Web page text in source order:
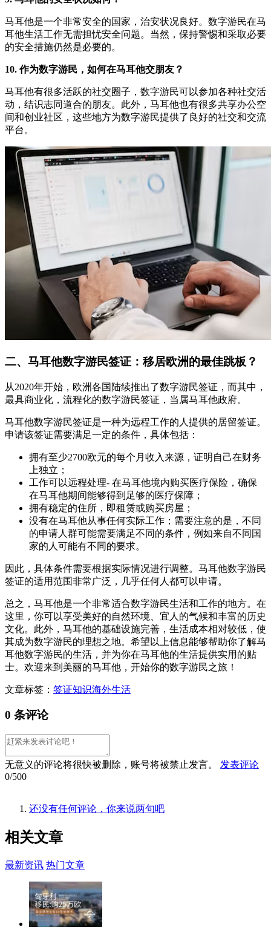
马耳他是一个非常安全的国家，治安状况良好。数字游民在马
耳他生活工作无需担忧安全问题。当然，保持警惕和采取必要
的安全措施仍然是必要的。
10. 作为数字游民，如何在马耳他交朋友？
马耳他有很多活跃的社交圈子，数字游民可以参加各种社交活
动，结识志同道合的朋友。此外，马耳他也有很多共享办公空
间和创业社区，这些地方为数字游民提供了良好的社交和交流
平台。
二、马耳他数字游民签证：移居欧洲的最佳跳板？
从2020年开始，欧洲各国陆续推出了数字游民签证，而其中，
最具商业化，流程化的数字游民签证，当属马耳他政府。
马耳他数字游民签证是一种为远程工作的人提供的居留签证。
申请该签证需要满足一定的条件，具体包括：
拥有至少2700欧元的每个月收入来源，证明自己在财务
上独立；
工作可以远程处理- 在马耳他境内购买医疗保险，确保
在马耳他期间能够得到足够的医疗保障；
拥有稳定的住所，即租赁或购买房屋；
没有在马耳他从事任何实际工作；需要注意的是，不同
的申请人群可能需要满足不同的条件，例如来自不同国
家的人可能有不同的要求。
因此，具体条件需要根据实际情况进行调整。马耳他数字游民
签证的适用范围非常广泛，几乎任何人都可以申请。
总之，马耳他是一个非常适合数字游民生活和工作的地方。在
这里，你可以享受美好的自然环境、宜人的气候和丰富的历史
文化。此外，马耳他的基础设施完善，生活成本相对较低，使
其成为数字游民的理想之地。希望以上信息能够帮助你了解马
耳他数字游民的生活，并为你在马耳他的生活提供实用的贴
士。欢迎来到美丽的马耳他，开始你的数字游民之旅！
文章标签： 签证知识海外生活
0 条评论
无意义的评论将很快被删除，账号将被禁止发言。
发表评论
0/500
还没有任何评论，你来说两句吧
相关文章
最新资讯 热门文章